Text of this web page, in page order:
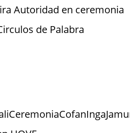
Autoridad en ceremonia
de Palabra
CeremoniaCofanInga